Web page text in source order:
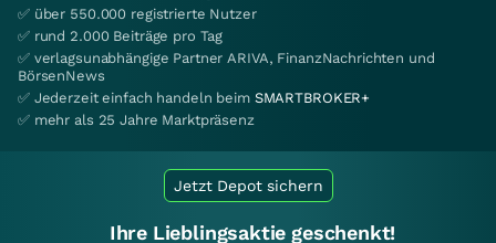
✅ über 550.000 registrierte Nutzer
✅ rund 2.000 Beiträge pro Tag
✅ verlagsunabhängige Partner ARIVA, FinanzNachrichten und
BörsenNews
✅ Jederzeit einfach handeln beim SMARTBROKER+
✅ mehr als 25 Jahre Marktpräsenz
Jetzt Depot sichern
Ihre Lieblingsaktie geschenkt!